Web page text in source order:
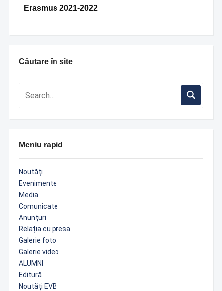
Căutare în site
Meniu rapid
Noutăți
Evenimente
Media
Comunicate
Anunțuri
Relația cu presa
Galerie foto
Galerie video
ALUMNI
Editură
Noutăți EVB
Erasmus 2021-2022